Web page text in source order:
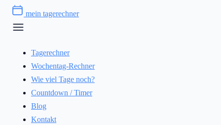
Zum
Inhalt
mein tagerechner
Tagerechner
Wochentag-Rechner
Wie viel Tage noch?
Countdown / Timer
Blog
Kontakt